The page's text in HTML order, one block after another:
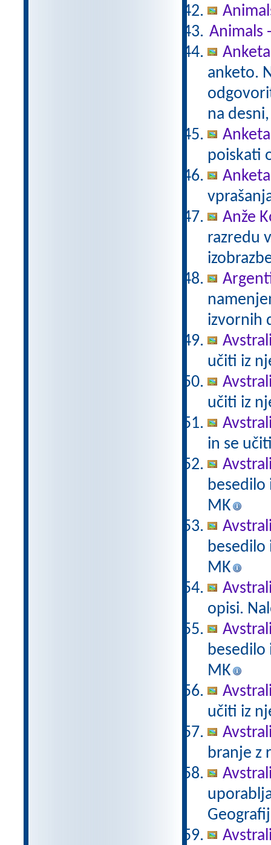
Animals
Anketa
anketo.
na
poiskati
Anže
razredu
izvornih
učiti iz
učiti iz
in se
besedilo
MK
besedilo
MK
opisi.
besedilo
MK
učiti iz
branje z